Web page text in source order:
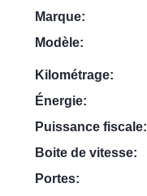
Marque:
Modèle:
Kilométrage:
Énergie:
Puissance fiscale:
Boite de vitesse:
Portes: